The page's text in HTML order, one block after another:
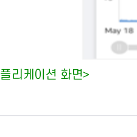
리케이션 화면>